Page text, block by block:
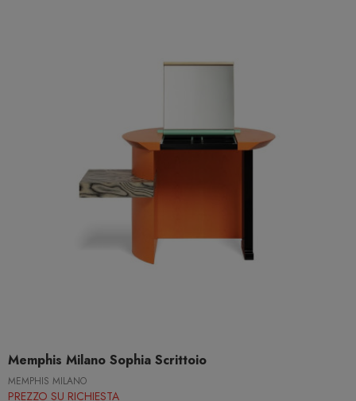
Memphis Milano Sophia Scrittoio
MEMPHIS MILANO
PREZZO SU RICHIESTA